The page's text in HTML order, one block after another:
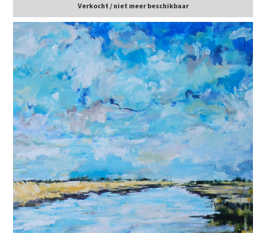
Verkocht / niet meer beschikbaar